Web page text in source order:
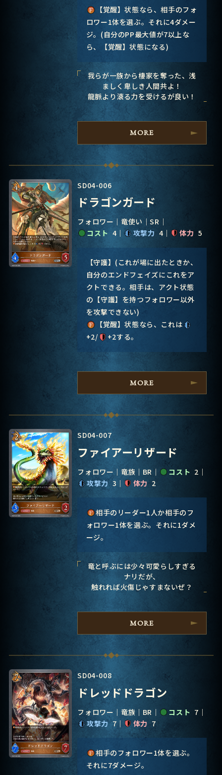
【覚醒】状態なら、相手のフォ
ロワー1体を選ぶ。それに4ダメー
ジ。(自分のPP最大値が7以上な
ら、【覚醒】状態になる)
我らが一族から棲家を奪った、浅
ましく卑しき人間共よ！
龍脈より滾る力を受けるが良い！
MORE
SD04-006
ドラゴンガード
フォロワー 竜使い
SR
コスト 4 攻撃力 4 体力 5
【守護】(これが場に出たときか、
自分のエンドフェイズにこれをア
クトできる。相手は、アクト状態
の【守護】を持つフォロワー以外
を攻撃できない)
【覚醒】状態なら、これは
+2/
+2する。
MORE
SD04-007
ファイアーリザード
フォロワー 竜族 BR コスト 2
攻撃力 3 体力 2
相手のリーダー1人か相手のフ
ォロワー1体を選ぶ。それに1ダメ
ージ。
竜と呼ぶには少々可愛らしすぎる
ナリだが、
触れれば火傷じゃすまないぜ？
MORE
SD04-008
ドレッドドラゴン
フォロワー 竜族 BR コスト 7
攻撃力 7 体力 7
相手のフォロワー1体を選ぶ。
それに7ダメージ。